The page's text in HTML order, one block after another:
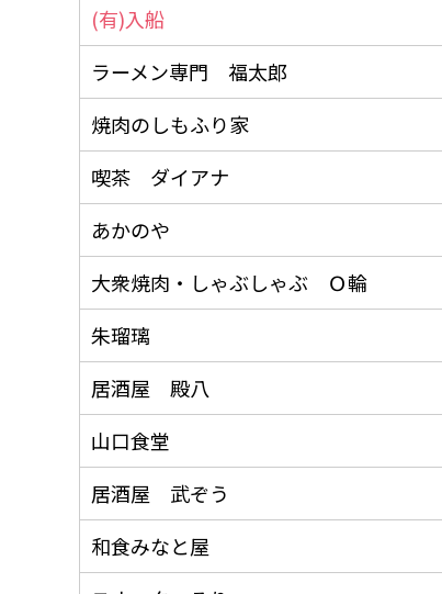
(有)入船
ラーメン専門 福太郎
焼肉のしもふり家
喫茶 ダイアナ
あかのや
大衆焼肉・しゃぶしゃぶ Ｏ輪
朱瑠璃
居酒屋 殿八
山口食堂
居酒屋 武ぞう
和食みなと屋